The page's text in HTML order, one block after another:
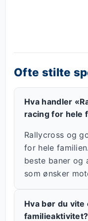
Ofte stilte
Hva handler
racing for hele
Rallycross og
for hele
beste baner og
som ønsker
Hva bør du vite
familieaktivitet?